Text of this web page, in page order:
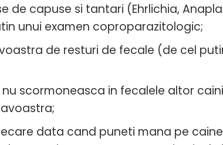
capuse si tantari (Ehrlichia,
unui examen coproparazitologic;
de resturi de fecale (de cel
scormoneasca in fecalele altor
data cand puneti mana pe